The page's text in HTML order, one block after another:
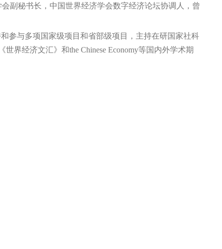
副秘书长，中国世界经济学会数字经济论坛协调人，曾
参与多项国家级项目和省部级项目，主持在研国家社科
世界经济文汇》和the Chinese Economy等国内外学术期